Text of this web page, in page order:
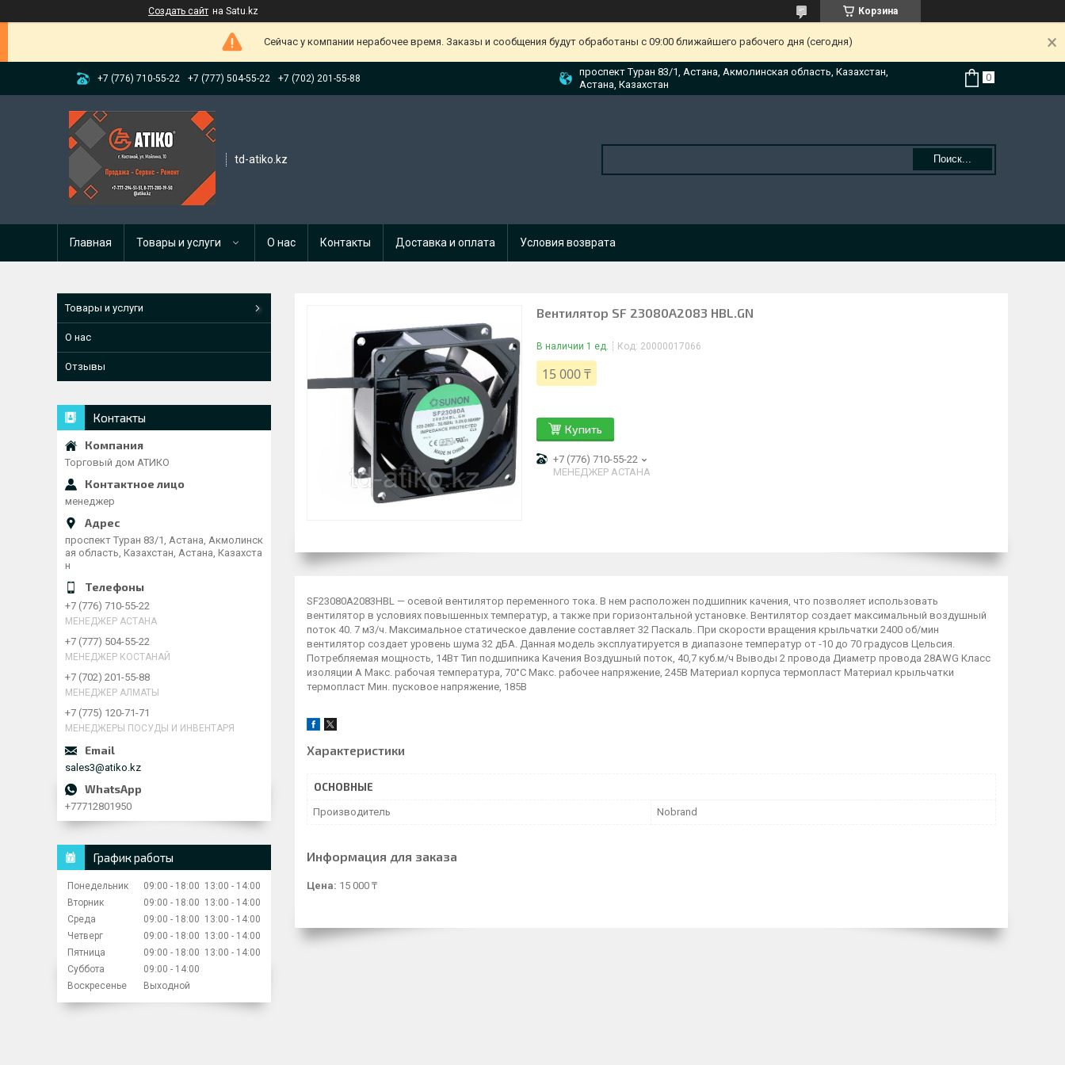
Создать сайт на Satu.kz Корзина
Сейчас у компании нерабочее время. Заказы и сообщения будут обработаны с 09:00 ближайшего рабочего дня (сегодня)
+7 (776) 710-55-22 +7 (777) 504-55-22 +7 (702) 201-55-88
проспект Туран 83/1, Астана, Акмолинская область, Казахстан,
Астана, Казахстан
td-atiko.kz Поиск...
Главная Товары и услуги О нас Контакты Доставка и оплата Условия возврата
Вентилятор SF 23080A2083 HBL.GN
В наличии 1 ед. Код: 20000017066
15 000 ₸
Купить
+7 (776) 710-55-22
МЕНЕДЖЕР АСТАНА
SF23080A2083HBL — осевой вентилятор переменного тока. В нем расположен подшипник качения, что позволяет использовать
вентилятор в условиях повышенных температур, а также при горизонтальной установке. Вентилятор создает максимальный воздушный
поток 40. 7 м3/ч. Максимальное статическое давление составляет 32 Паскаль. При скорости вращения крыльчатки 2400 об/мин
вентилятор создает уровень шума 32 дБА. Данная модель эксплуатируется в диапазоне температур от -10 до 70 градусов Цельсия.
Потребляемая мощность, 14Вт Тип подшипника Качения Воздушный поток, 40,7 куб.м/ч Выводы 2 провода Диаметр провода 28AWG Клacс
изоляции A Макс. рабочая температура, 70°C Макс. рабочее напряжение, 245В Материал корпуса термопласт Материал крыльчатки
термопласт Мин. пусковое напряжение, 185В
Характеристики
ОСНОВНЫЕ
Производитель Nobrand
Информация для заказа
Цена: 15 000 ₸
Товары и услуги
О нас
Отзывы
Контакты
Торговый дом АТИКО
менеджер
проспект Туран 83/1, Астана, Акмолинск
ая область, Казахстан, Астана, Казахста
н
+7 (776) 710-55-22
МЕНЕДЖЕР АСТАНА
+7 (777) 504-55-22
МЕНЕДЖЕР КОСТАНАЙ
+7 (702) 201-55-88
МЕНЕДЖЕР АЛМАТЫ
+7 (775) 120-71-71
МЕНЕДЖЕРЫ ПОСУДЫ И ИНВЕНТАРЯ
sales3@atiko.kz
+77712801950
График работы
Понедельник 09:00 18:00 13:00
14:00
Вторник
09:00 18:00 13:00
14:00
Среда
09:00 18:00 13:00
14:00
Четверг
09:00 18:00 13:00
14:00
Пятница
09:00 18:00 13:00
14:00
Суббота
09:00
14:00
Воскресенье
Выходной